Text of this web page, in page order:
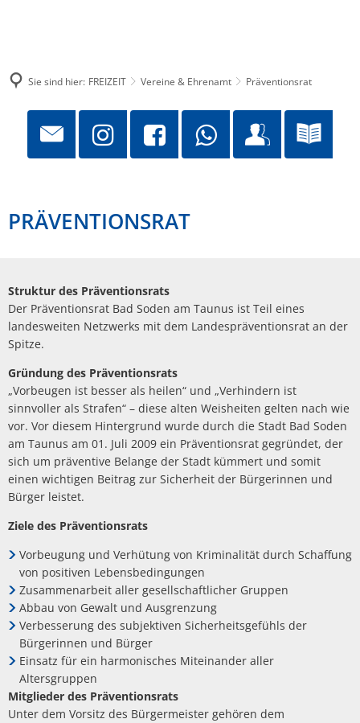
Sie sind hier: FREIZEIT Vereine & Ehrenamt Präventionsrat
PRÄVENTIONSRAT
Struktur des Präventionsrats
Der Präventionsrat Bad Soden am Taunus ist Teil eines
landesweiten Netzwerks mit dem Landespräventionsrat an der
Spitze.
Gründung des Präventionsrats
„Vorbeugen ist besser als heilen“ und „Verhindern ist
sinnvoller als Strafen“ – diese alten Weisheiten gelten nach wie
vor. Vor diesem Hintergrund wurde durch die Stadt Bad Soden
am Taunus am 01. Juli 2009 ein Präventionsrat gegründet, der
sich um präventive Belange der Stadt kümmert und somit
einen wichtigen Beitrag zur Sicherheit der Bürgerinnen und
Bürger leistet.
Ziele des Präventionsrats
Vorbeugung und Verhütung von Kriminalität durch Schaffung
von positiven Lebensbedingungen
Zusammenarbeit aller gesellschaftlicher Gruppen
Abbau von Gewalt und Ausgrenzung
Verbesserung des subjektiven Sicherheitsgefühls der
Bürgerinnen und Bürger
Einsatz für ein harmonisches Miteinander aller
Altersgruppen
Mitglieder des Präventionsrats
Unter dem Vorsitz des Bürgermeister gehören dem